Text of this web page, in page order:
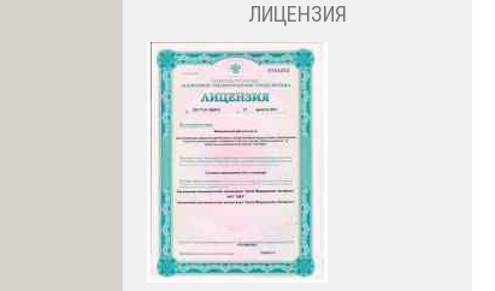
ЛИЦЕНЗИЯ